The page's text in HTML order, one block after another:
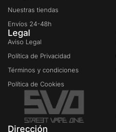
Nuestras tiendas
Envíos 24-48h
Legal
Aviso Legal
Política de Privacidad
Términos y condiciones
Política de Cookies
Dirección